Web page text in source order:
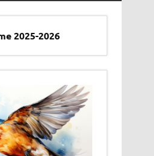
2025-2026